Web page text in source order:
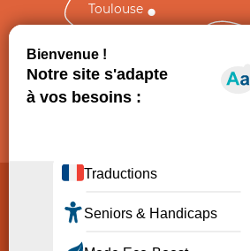
Toulouse
Politique de Protection des
Consentement